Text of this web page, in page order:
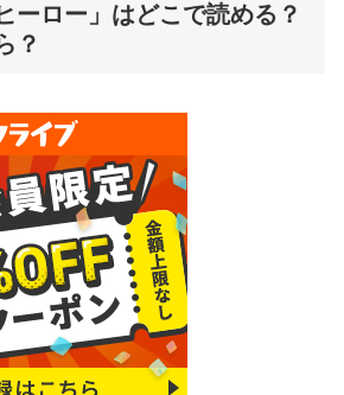
ーロー」はどこで読める？
？